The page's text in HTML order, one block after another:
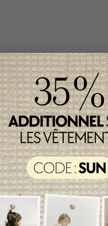
des collections pour de
prix imbattables. Nous
en saisons. Si un
du temps, les articles
exemplaire. Profitez de
tout achat de 100$ et plus